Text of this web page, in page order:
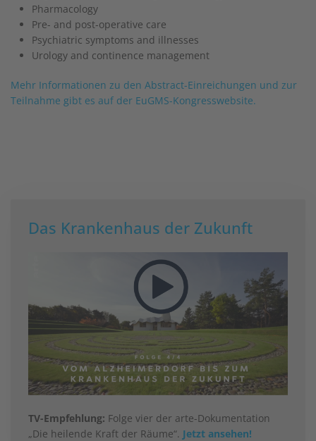
Pharmacology
Pre- and post-operative care
Psychiatric symptoms and illnesses
Urology and continence management
Mehr Informationen zu den Abstract-Einreichungen und zur
Teilnahme gibt es auf der EuGMS-Kongresswebsite.
Das Krankenhaus der Zukunft
TV-Empfehlung: Folge vier der arte-Dokumentation
„Die heilende Kraft der Räume“. Jetzt ansehen!